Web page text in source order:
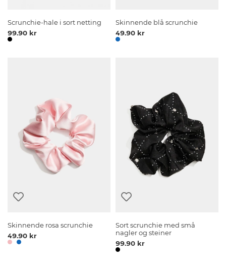
Scrunchie-hale i sort netting
99.90 kr
Skinnende blå scrunchie
49.90 kr
Skinnende rosa scrunchie
49.90 kr
Sort scrunchie med små
nagler og steiner
99.90 kr